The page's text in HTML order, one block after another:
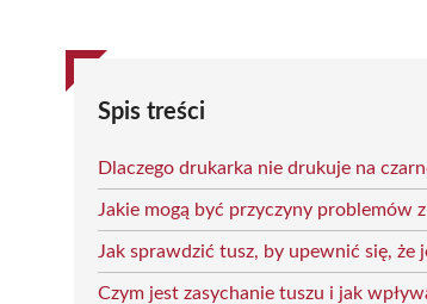
Spis treści
Dlaczego drukarka nie drukuje na
Jakie mogą być przyczyny problemów
Jak sprawdzić tusz, by upewnić się, że
Czym jest zasychanie tuszu i jak